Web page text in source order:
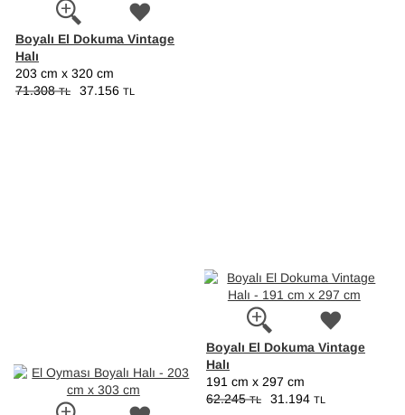
Boyalı El Dokuma Vintage
Halı
203 cm x 320 cm
71.308TL 37.156 TL
Boyalı El Dokuma Vintage
Halı
191 cm x 297 cm
62.245TL 31.194 TL